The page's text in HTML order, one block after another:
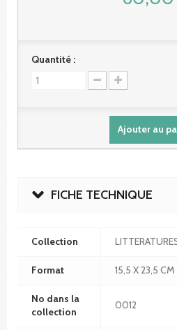
Quantité :
Ajouter au
FICHE TECHNIQUE
Collection
Format 15,5 X 23,5 CM
No dans la
collection
0012